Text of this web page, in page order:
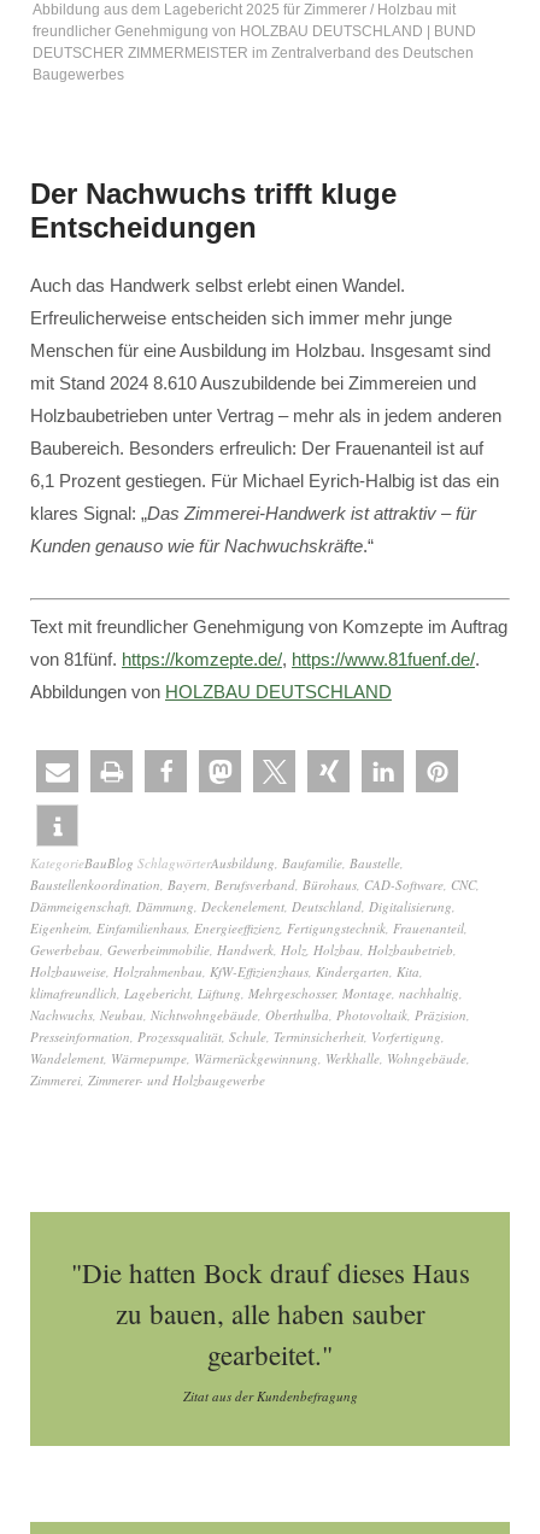
Abbildung aus dem Lagebericht 2025 für Zimmerer / Holzbau mit
freundlicher Genehmigung von HOLZBAU DEUTSCHLAND | BUND
DEUTSCHER ZIMMERMEISTER im Zentralverband des Deutschen
Baugewerbes
Der Nachwuchs trifft kluge
Entscheidungen
Auch das Handwerk selbst erlebt einen Wandel.
Erfreulicherweise entscheiden sich immer mehr junge
Menschen für eine Ausbildung im Holzbau. Insgesamt sind
mit Stand 2024 8.610 Auszubildende bei Zimmereien und
Holzbaubetrieben unter Vertrag – mehr als in jedem anderen
Baubereich. Besonders erfreulich: Der Frauenanteil ist auf
6,1 Prozent gestiegen. Für Michael Eyrich-Halbig ist das ein
klares Signal: „Das Zimmerei-Handwerk ist attraktiv – für
Kunden genauso wie für Nachwuchskräfte.“
Text mit freundlicher Genehmigung von Komzepte im Auftrag
von 81fünf. https://komzepte.de/, https://www.81fuenf.de/.
Abbildungen von HOLZBAU DEUTSCHLAND
KategorieBauBlog SchlagwörterAusbildung, Baufamilie, Baustelle,
Baustellenkoordination, Bayern, Berufsverband, Bürohaus, CAD-Software, CNC,
Dämmeigenschaft, Dämmung, Deckenelement, Deutschland, Digitalisierung,
Eigenheim, Einfamilienhaus, Energieeffizienz, Fertigungstechnik, Frauenanteil,
Gewerbebau, Gewerbeimmobilie, Handwerk, Holz, Holzbau, Holzbaubetrieb,
Holzbauweise, Holzrahmenbau, KfW-Effizienzhaus, Kindergarten, Kita,
klimafreundlich, Lagebericht, Lüftung, Mehrgeschosser, Montage, nachhaltig,
Nachwuchs, Neubau, Nichtwohngebäude, Oberthulba, Photovoltaik, Präzision,
Presseinformation, Prozessqualität, Schule, Terminsicherheit, Vorfertigung,
Wandelement, Wärmepumpe, Wärmerückgewinnung, Werkhalle, Wohngebäude,
Zimmerei, Zimmerer- und Holzbaugewerbe
"Die hatten Bock drauf dieses Haus
zu bauen, alle haben sauber
gearbeitet."
Zitat aus der Kundenbefragung